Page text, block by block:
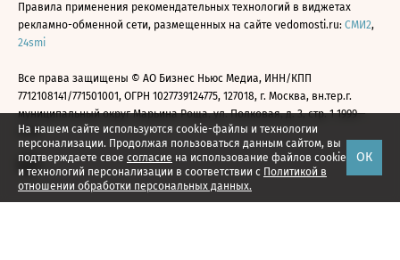
На нашем сайте используются cookie-файлы и технологии
персонализации. Продолжая пользоваться данным сайтом, вы
подтверждаете свое согласие на использование файлов cookie
и технологий персонализации в соответствии с Политикой в
отношении обработки персональных данных.
ОК
Правила применения рекомендательных технологий в виджетах
рекламно-обменной сети, размещенных на сайте vedomosti.ru: СМИ2,
24smi
Все права защищены © АО Бизнес Ньюс Медиа, ИНН/КПП
7712108141/771501001, ОГРН 1027739124775, 127018, г. Москва, вн.тер.г.
муниципальный округ Марьина Роща, ул. Полковая, д. 3, стр. 1 1999—
2026